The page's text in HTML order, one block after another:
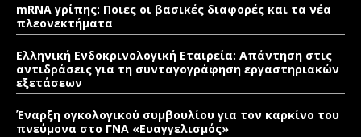
mRNA γρίπης: Ποιες οι βασικές διαφορές και τα νέα
πλεονεκτήματα
Ελληνική Ενδοκρινολογική Εταιρεία: Απάντηση στις
αντιδράσεις για τη συνταγογράφηση εργαστηριακών
εξετάσεων
Έναρξη ογκολογικού συμβουλίου για τον καρκίνο του
πνεύμονα στο ΓΝΑ «Ευαγγελισμός»